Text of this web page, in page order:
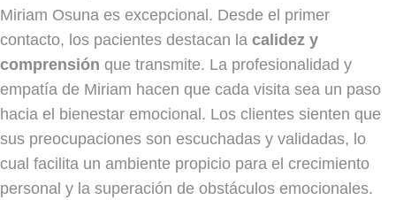
Miriam Osuna es excepcional. Desde el primer
contacto, los pacientes destacan la calidez y
comprensión que transmite. La profesionalidad y
empatía de Miriam hacen que cada visita sea un paso
hacia el bienestar emocional. Los clientes sienten que
sus preocupaciones son escuchadas y validadas, lo
cual facilita un ambiente propicio para el crecimiento
personal y la superación de obstáculos emocionales.